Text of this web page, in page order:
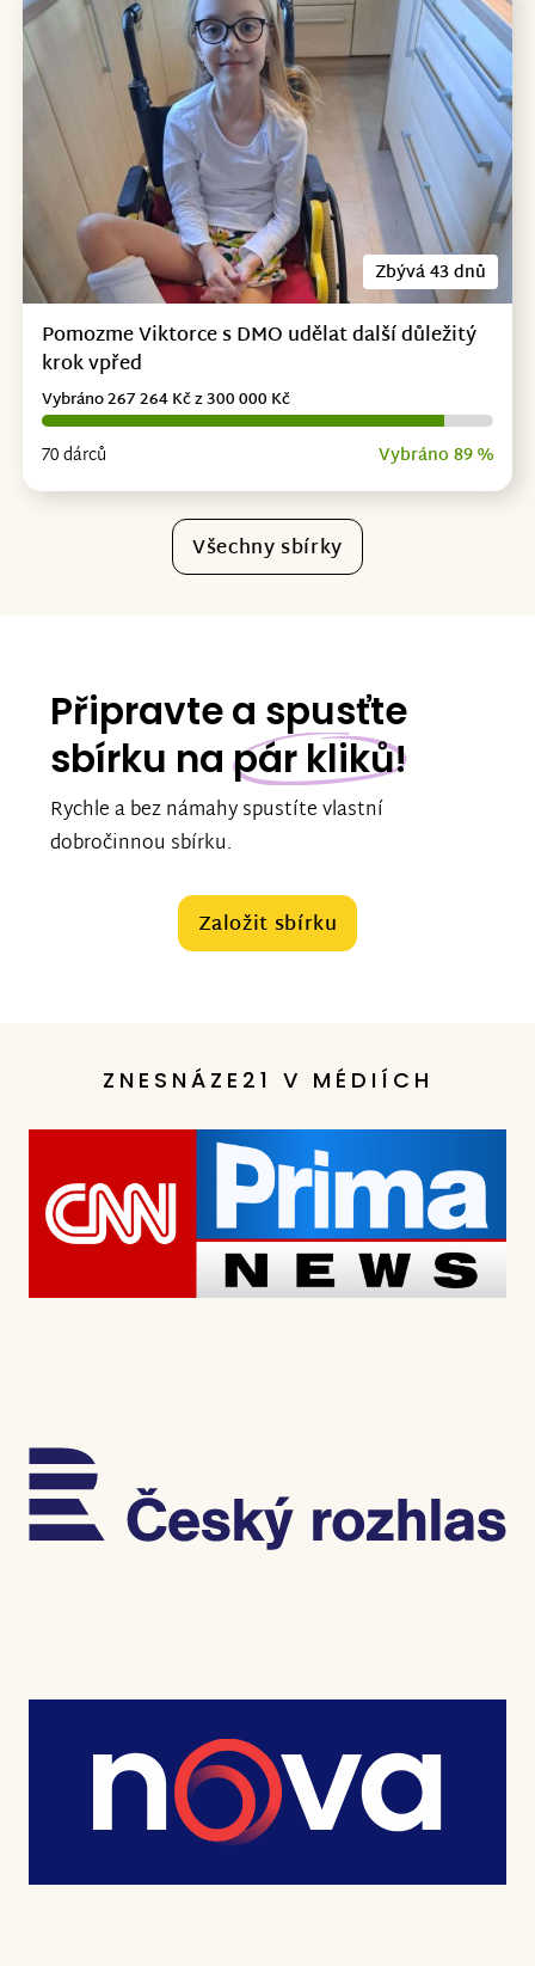
Zbývá 43 dnů
Pomozme Viktorce s DMO udělat další důležitý
krok vpřed
70 dárců Vybráno 89 %
Vybráno 267 264 Kč z 300 000 Kč
Všechny sbírky
Připravte a spusťte
sbírku na pár kliků!
Rychle a bez námahy spustíte vlastní
dobročinnou sbírku.
Založit sbírku
ZNESNÁZE21 V MÉDIÍCH